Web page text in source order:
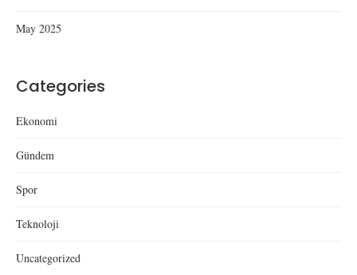
May 2025
Categories
Ekonomi
Gündem
Spor
Teknoloji
Uncategorized